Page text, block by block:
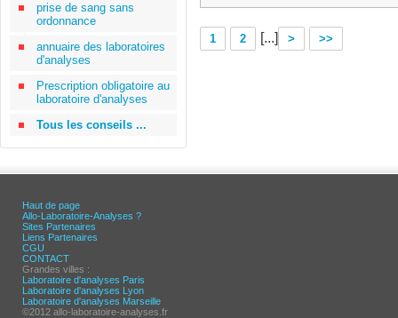
prise de sang sans
ordonnance
annuaire des laboratoires
d'analyses
Prescription obligatoire au
laboratoire d'analyses
Tous les conseils ...
1 2 [...] > >>
Haut de page
Allo-Laboratoire-Analyses ?
Sites Partenaires
Liens Partenaires
CGU
CONTACT
Grandes villes :
Laboratoire d'analyses Paris
Laboratoire d'analyses Lyon
Laboratoire d'analyses Marseille
©2012 allo-laboratoire-analyses.fr